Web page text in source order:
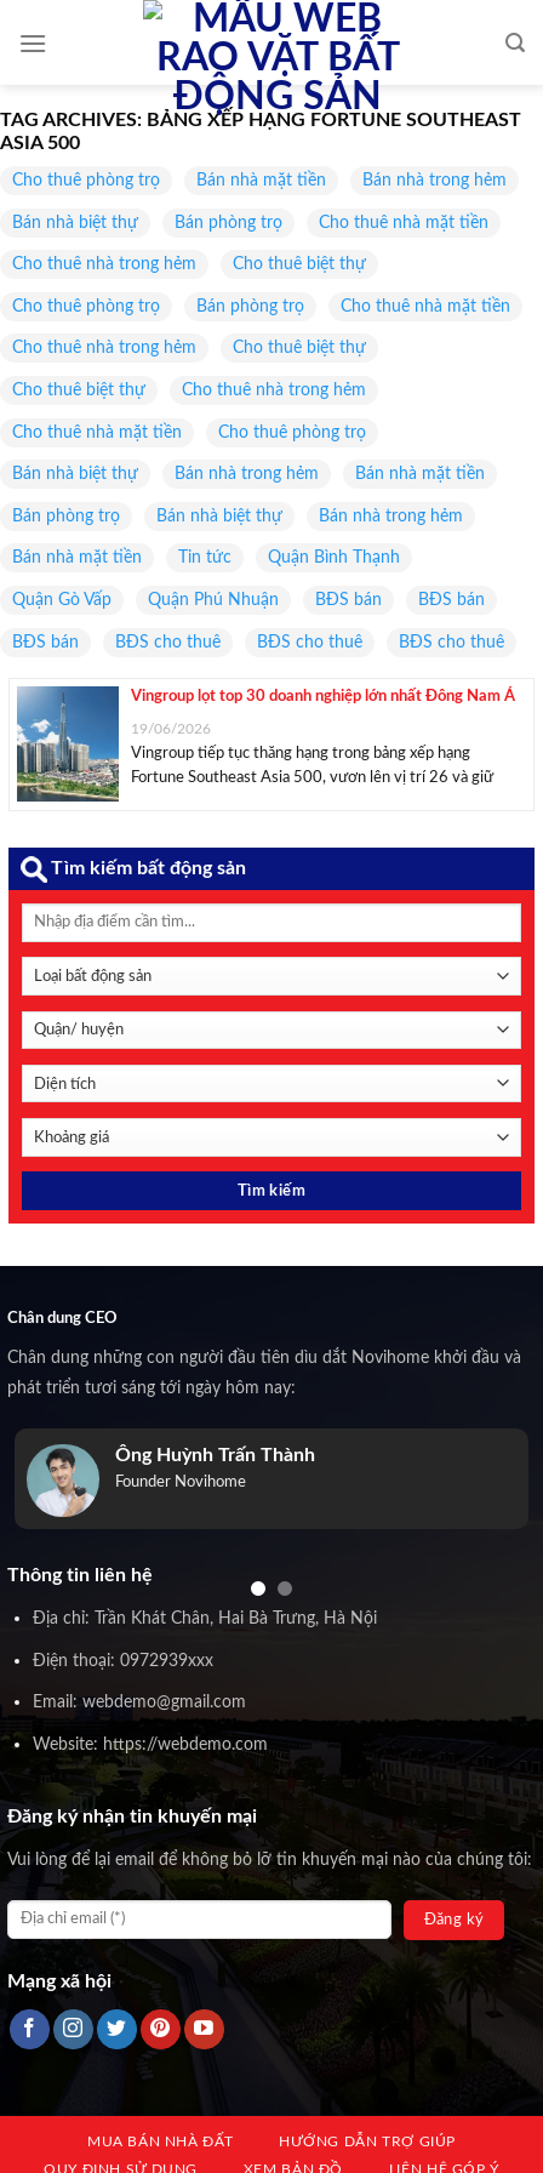
TAG ARCHIVES: BẢNG XẾP HẠNG FORTUNE SOUTHEAST
ASIA 500
Cho thuê phòng trọ Bán nhà mặt tiền Bán nhà trong hẻm
Bán nhà biệt thự Bán phòng trọ Cho thuê nhà mặt tiền
Cho thuê nhà trong hẻm Cho thuê biệt thự
Cho thuê phòng trọ Bán phòng trọ Cho thuê nhà mặt tiền
Cho thuê nhà trong hẻm Cho thuê biệt thự
Cho thuê biệt thự Cho thuê nhà trong hẻm
Cho thuê nhà mặt tiền Cho thuê phòng trọ
Bán nhà biệt thự Bán nhà trong hẻm Bán nhà mặt tiền
Bán phòng trọ Bán nhà biệt thự Bán nhà trong hẻm
Bán nhà mặt tiền Tin tức Quận Bình Thạnh
Quận Gò Vấp Quận Phú Nhuận BĐS bán BĐS bán
BĐS bán BĐS cho thuê BĐS cho thuê BĐS cho thuê
Vingroup lọt top 30 doanh nghiệp lớn nhất Đông Nam Á
19/06/2026
Vingroup tiếp tục thăng hạng trong bảng xếp hạng
Fortune Southeast Asia 500, vươn lên vị trí 26 và giữ
bảng xếp hạng Fortune Southeast ...
Tìm kiếm bất động sản
Chân dung CEO
Chân dung những con người đầu tiên dìu dắt Novihome khởi đầu và
phát triển tươi sáng tới ngày hôm nay:
Ông Huỳnh Trấn Thành
Founder Novihome
Thông tin liên hệ
Địa chỉ: Trần Khát Chân, Hai Bà Trưng, Hà Nội
Điện thoại: 0972939xxx
Email: webdemo@gmail.com
Website: https://webdemo.com
Đăng ký nhận tin khuyến mại
Vui lòng để lại email để không bỏ lỡ tin khuyến mại nào của chúng tôi:
Mạng xã hội
MUA BÁN NHÀ ĐẤT
HƯỚNG DẪN TRỢ GIÚP
QUY ĐỊNH SỬ DỤNG
XEM BẢN ĐỒ LIÊN HỆ GÓP Ý